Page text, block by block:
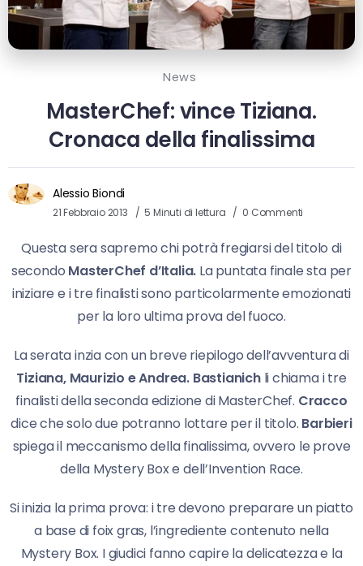
News
MasterChef: vince Tiziana.
Cronaca della finalissima
Alessio Biondi
21 Febbraio 2013 5 Minuti di lettura 0 Commenti
Questa sera sapremo chi potrà fregiarsi del titolo di
secondo MasterChef d’Italia. La puntata finale sta per
iniziare e i tre finalisti sono particolarmente emozionati
per la loro ultima prova del fuoco.
La serata inzia con un breve riepilogo dell’avventura di
Tiziana, Maurizio e Andrea. Bastianichli chiama i tre
finalisti della seconda edizione di MasterChef. Cracco
dice che solo due potranno lottare per il titolo. Barbieri
spiega il meccanismo della finalissima, ovvero le prove
della Mystery Box e dell’Invention Race.
Si inizia la prima prova: i tre devono preparare un piatto
a base di foix gras, l’ingrediente contenuto nella
Mystery Box. I giudici fanno capire la delicatezza e la